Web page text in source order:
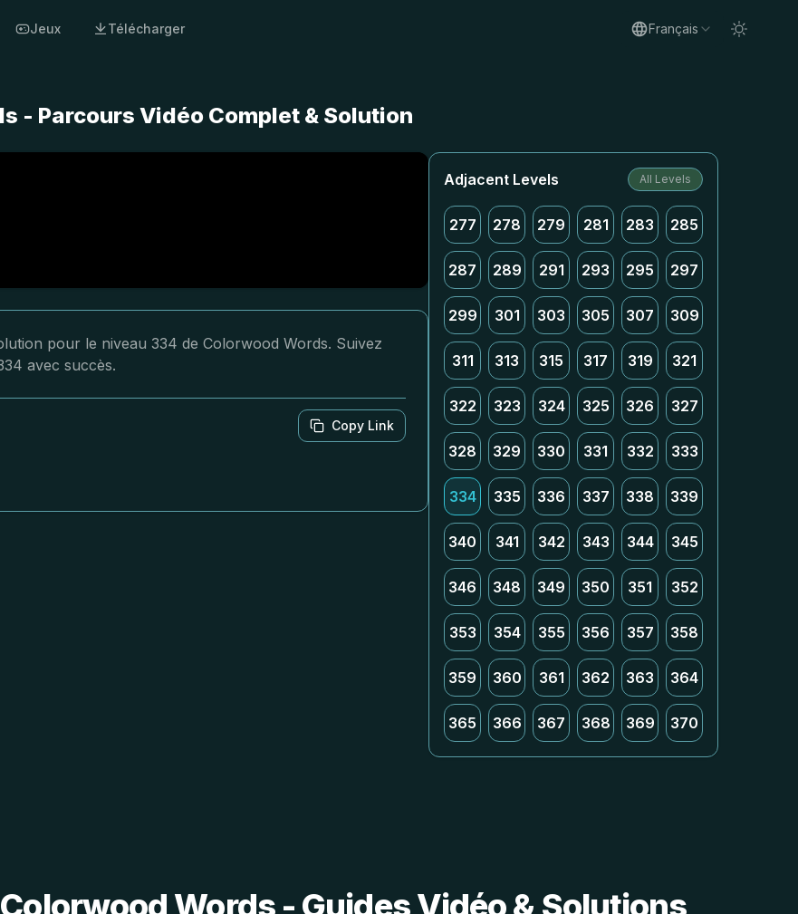
Jeux Télécharger Français
- Parcours Vidéo Complet & Solution
pour le niveau 334 de Colorwood Words. Suivez
avec succès.
Copy Link
Adjacent Levels All Levels
277 278 279 281 283 285
287 289 291 293 295 297
299 301 303 305 307 309
311 313 315 317 319 321
322 323 324 325 326 327
328 329 330 331 332 333
334 335 336 337 338 339
340 341 342 343 344 345
346 348 349 350 351 352
353 354 355 356 357 358
359 360 361 362 363 364
365 366 367 368 369 370
Words - Guides Vidéo & Solutions